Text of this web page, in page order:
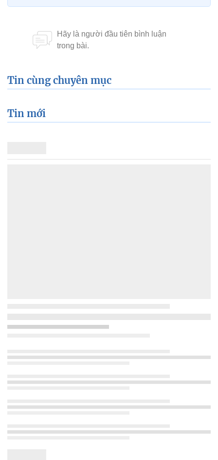
Tin cùng chuyên mục
Tin mới